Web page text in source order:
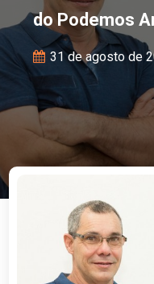
do Podemos
31 de agosto de